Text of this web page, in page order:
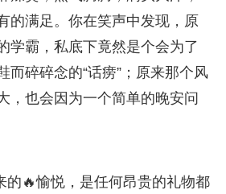
的满足。你在笑声中发现，原
学霸，私底下竟然是个会为了
而碎碎念的“话痨”；原来那个风
，也会因为一个简单的晚安问
的🔥愉悦，是任何昂贵的礼物都